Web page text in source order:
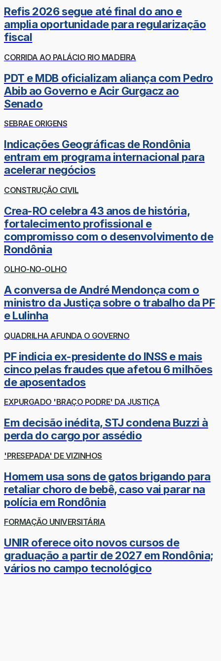
Refis 2026 segue até final do ano e
amplia oportunidade para regularização
fiscal
CORRIDA AO PALÁCIO RIO MADEIRA
PDT e MDB oficializam aliança com Pedro
Abib ao Governo e Acir Gurgacz ao
Senado
SEBRAE ORIGENS
Indicações Geográficas de Rondônia
entram em programa internacional para
acelerar negócios
CONSTRUÇÃO CIVIL
Crea-RO celebra 43 anos de história,
fortalecimento profissional e
compromisso com o desenvolvimento de
Rondônia
OLHO-NO-OLHO
A conversa de André Mendonça com o
ministro da Justiça sobre o trabalho da PF
e Lulinha
QUADRILHA AFUNDA O GOVERNO
PF indicia ex-presidente do INSS e mais
cinco pelas fraudes que afetou 6 milhões
de aposentados
EXPURGADO 'BRAÇO PODRE' DA JUSTIÇA
Em decisão inédita, STJ condena Buzzi à
perda do cargo por assédio
'PRESEPADA' DE VIZINHOS
Homem usa sons de gatos brigando para
retaliar choro de bebê, caso vai parar na
polícia em Rondônia
FORMAÇÃO UNIVERSITÁRIA
UNIR oferece oito novos cursos de
graduação a partir de 2027 em Rondônia;
vários no campo tecnológico